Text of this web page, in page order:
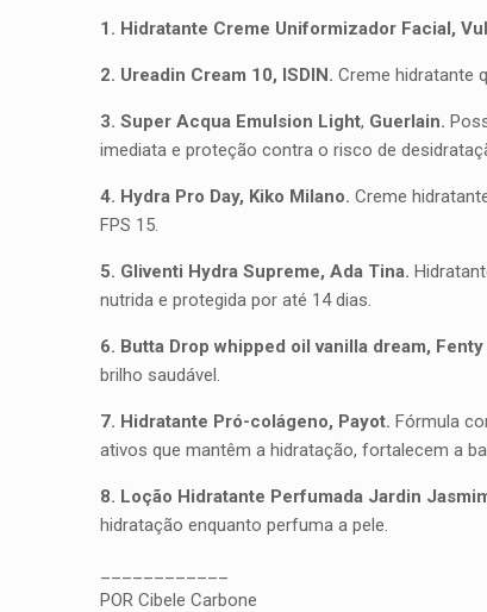
1. Hidratante Creme Uniformizador Facial,
2. Ureadin Cream 10, ISDIN. Creme hidratante
3. Super Acqua Emulsion Light, Guerlain.
imediata e proteção contra o risco de
4. Hydra Pro Day, Kiko Milano. Creme
FPS 15.
5. Gliventi Hydra Supreme, Ada Tina.
nutrida e protegida por até 14 dias.
6. Butta Drop whipped oil vanilla dream, Fenty
brilho saudável.
7. Hidratante Pró-colágeno, Payot. Fórmula
ativos que mantêm a hidratação, fortalecem a
8. Loção Hidratante Perfumada Jardin
hidratação enquanto perfuma a pele.
POR Cibele Carbone